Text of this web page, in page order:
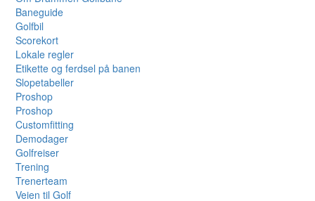
Baneguide
Golfbil
Scorekort
Lokale regler
Etikette og ferdsel på banen
Slopetabeller
Proshop
Proshop
Customfitting
Demodager
Golfreiser
Trening
Trenerteam
Veien til Golf